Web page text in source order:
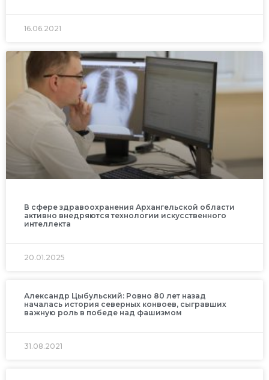
16.06.2021
В сфере здравоохранения Архангельской области
активно внедряются технологии искусственного
интеллекта
20.01.2025
Александр Цыбульский: Ровно 80 лет назад
началась история северных конвоев, сыгравших
важную роль в победе над фашизмом
31.08.2021